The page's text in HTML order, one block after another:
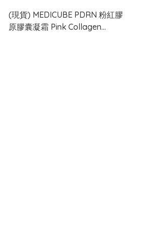
(現貨) MEDICUBE PDRN 粉紅膠
原膠囊凝霜 Pink Collagen